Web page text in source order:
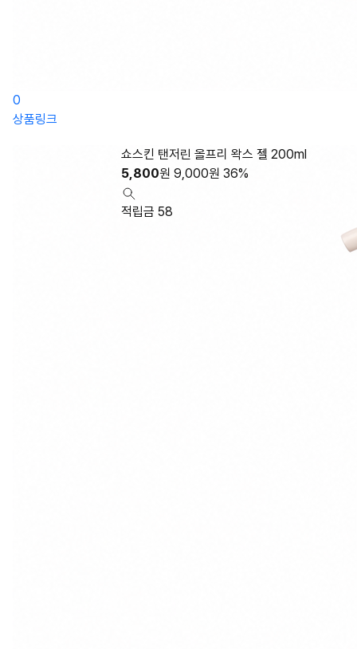
0
상품링크
쇼스킨 탠저린 올프리 왁스 젤 200ml
5,800원 9,000원 36%
적립금 58